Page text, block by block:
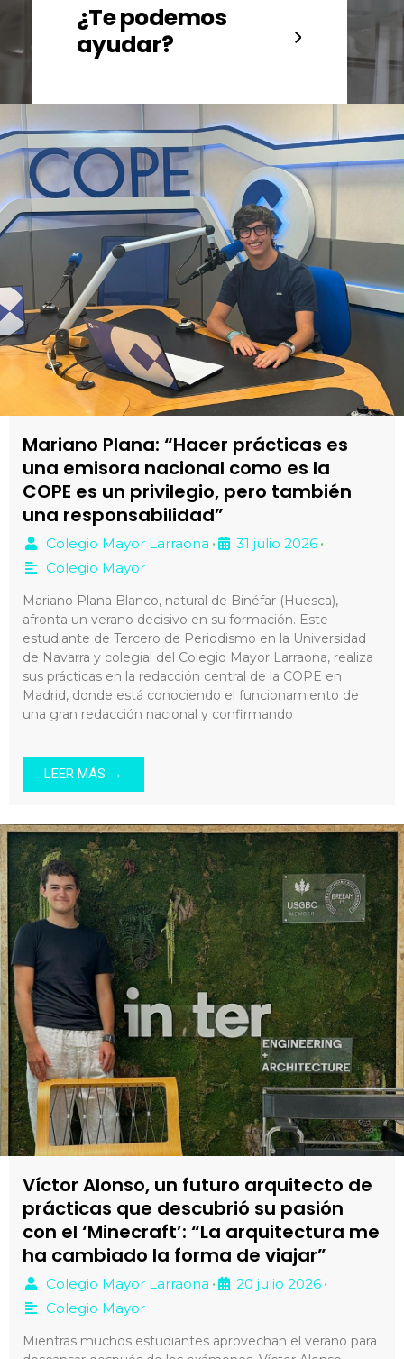
¿Te podemos
ayudar?
Mariano Plana: “Hacer prácticas es
una emisora nacional como es la
COPE es un privilegio, pero también
una responsabilidad”
Colegio Mayor Larraona • 31 julio 2026 •
Colegio Mayor
Mariano Plana Blanco, natural de Binéfar (Huesca),
afronta un verano decisivo en su formación. Este
estudiante de Tercero de Periodismo en la Universidad
de Navarra y colegial del Colegio Mayor Larraona, realiza
sus prácticas en la redacción central de la COPE en
Madrid, donde está conociendo el funcionamiento de
una gran redacción nacional y confirmando
LEER MÁS →
Víctor Alonso, un futuro arquitecto de
prácticas que descubrió su pasión
con el ‘Minecraft’: “La arquitectura me
ha cambiado la forma de viajar”
Colegio Mayor Larraona • 20 julio 2026 •
Colegio Mayor
Mientras muchos estudiantes aprovechan el verano para